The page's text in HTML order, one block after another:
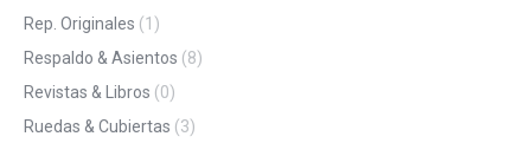
Rep. Originales (1)
Respaldo & Asientos (8)
Revistas & Libros (0)
Ruedas & Cubiertas (3)